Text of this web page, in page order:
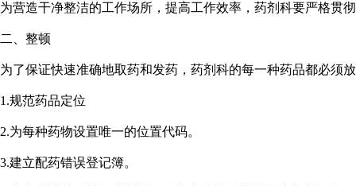
为营造干净整洁的工作场所，提高工作效率，药剂科要严格贯
二、整顿
为了保证快速准确地取药和发药，药剂科的每一种药品都必须
1.规范药品定位
2.为每种药物设置唯一的位置代码。
3.建立配药错误登记簿。